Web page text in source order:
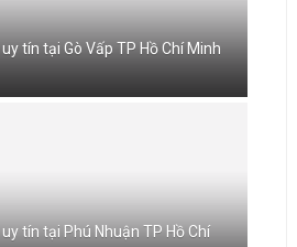
tín tại Gò Vấp TP Hồ Chí Minh
tín tại Phú Nhuận TP Hồ Chí